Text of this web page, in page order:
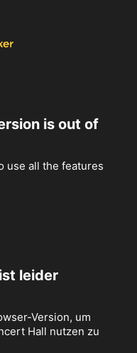
is out of
use all the features
leider
Version, um
Hall nutzen zu